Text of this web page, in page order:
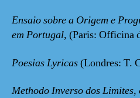
Ensaio sobre a Origem e
em Portugal, (Paris: Officina
Poesias Lyricas(Londres: T.
Methodo Inverso dos